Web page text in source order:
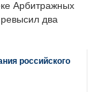
Арбитражных
два
российского